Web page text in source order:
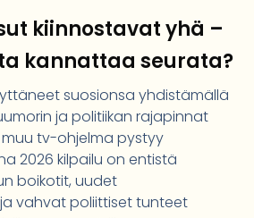
kiinnostavat yhä –
kannattaa seurata?
suosionsa yhdistämällä
ja politiikan rajapinnat
tv-ohjelma pystyy
2026 kilpailu on entistä
boikotit, uudet
vahvat poliittiset tunteet